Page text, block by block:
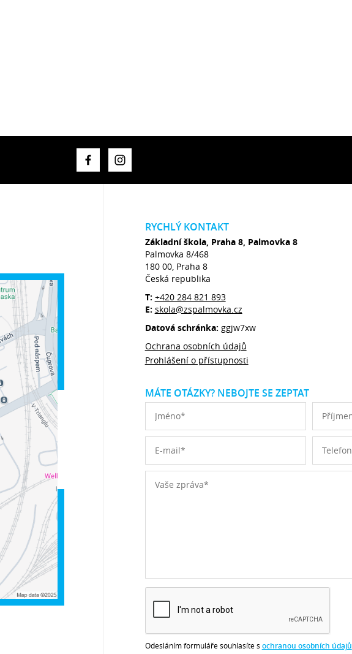
RYCHLÝ KONTAKT
Základní škola, Praha 8, Palmovka 8
Palmovka 8/468
180 00, Praha 8
Česká republika
T: +420 284 821 893
E: skola@zspalmovka.cz
Datová schránka: ggjw7xw
Ochrana osobních údajů
Prohlášení o přístupnosti
MÁTE OTÁZKY? NEBOJTE SE ZEPTAT
Odesláním formuláře souhlasíte s ochranou osobních údajů